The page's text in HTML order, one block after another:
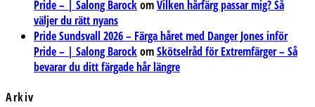
Pride – | Salong BarockomVilken hårfärg passar mig? Så
väljer du rätt nyans
Pride Sundsvall 2026 – Färga håret med Danger Jones inför
Pride – | Salong BarockomSkötselråd för Extremfärger – Så
bevarar du ditt färgade hår längre
Arkiv